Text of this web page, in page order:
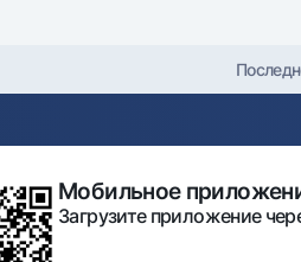
Мобильное
Загрузите приложение